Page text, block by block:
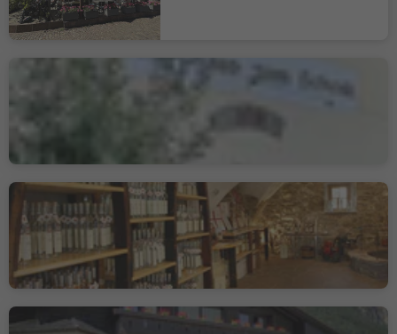
Gasthaus zum Schenk
Fischerhof Mauracher
Gasthof Lipp